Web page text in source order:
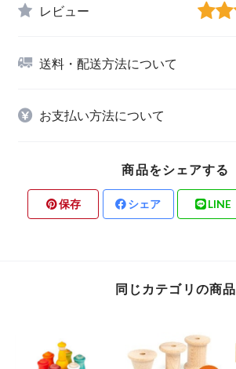
レビュー
送料・配送方法について
お支払い方法について
商品をシェアする
保存 シェア LINE
同じカテゴリの商品